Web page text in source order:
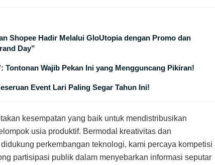
Shopee Hadir Melalui GloUtopia dengan Promo dan
Day”
Tontonan Wajib Pekan Ini yang Mengguncang Pikiran!
Event Lari Paling Segar Tahun Ini!
kesempatan yang baik untuk mendistribusikan
usia produktif. Bermodal kreativitas dan
perkembangan teknologi, kami percaya kompetisi
partisipasi publik dalam menyebarkan informasi seputar